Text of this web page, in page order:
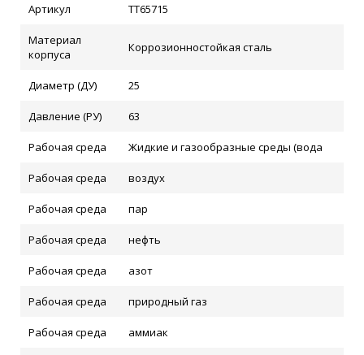
Артикул ТТ65715
Материал
корпуса
Коррозионностойкая сталь
Диаметр (ДУ) 25
Давление (РУ) 63
Рабочая среда Жидкие и газообразные среды (вода
Рабочая среда воздух
Рабочая среда пар
Рабочая среда нефть
Рабочая среда азот
Рабочая среда природный газ
Рабочая среда аммиак